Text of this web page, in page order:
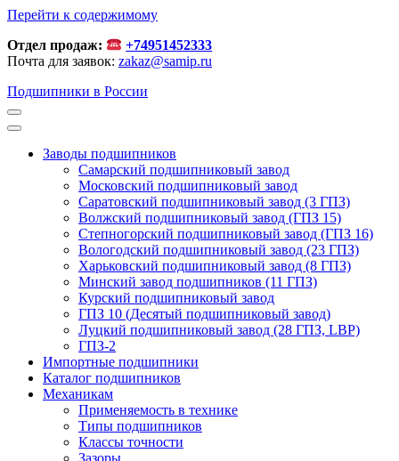
Перейти к содержимому
Отдел продаж:
+74951452333
Почта для заявок: zakaz@samip.ru
Подшипники в России
Заводы подшипников
Cамарский подшипниковый завод
Московский подшипниковый завод
Саратовский подшипниковый завод (3 ГПЗ)
Волжский подшипниковый завод (ГПЗ 15)
Степногорский подшипниковый завод (ГПЗ 16)
Вологодский подшипниковый завод (23 ГПЗ)
Харьковский подшипниковый завод (8 ГПЗ)
Минский завод подшипников (11 ГПЗ)
Курский подшипниковый завод
ГПЗ 10 (Десятый подшипниковый завод)
Луцкий подшипниковый завод (28 ГПЗ, LBP)
ГПЗ-2
Импортные подшипники
Каталог подшипников
Механикам
Применяемость в технике
Типы подшипников
Классы точности